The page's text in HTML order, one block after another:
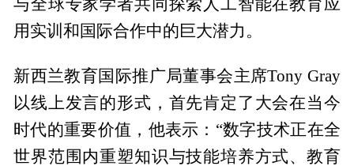
与全球专家学者共同探索人工智能在教育应
用实训和国际合作中的巨大潜力。
新西兰教育国际推广局董事会主席Tony Gray
以线上发言的形式，首先肯定了大会在当今
时代的重要价值，他表示：“数字技术正在全
世界范围内重塑知识与技能培养方式、教育